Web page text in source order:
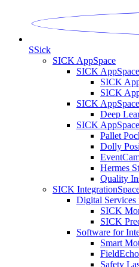
SSick
SICK AppSpace
SICK
SICK
SICK
SICK
Deep
SICK
Pallet
Dolly
Hermes
Quality
SICK
Digital Services
SICK
SICK
Software for
Smart
Safety